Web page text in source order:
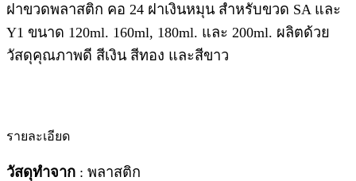
ฝาขวดพลาสติก คอ 24 ฝาเงินหมุน สำหรับขวด SA และ
Y1 ขนาด 120ml. 160ml, 180ml. และ 200ml. ผลิตด้วย
วัสดุคุณภาพดี สีเงิน สีทอง และสีขาว
รายละเอียด
วัสดุทำจาก : พลาสติก